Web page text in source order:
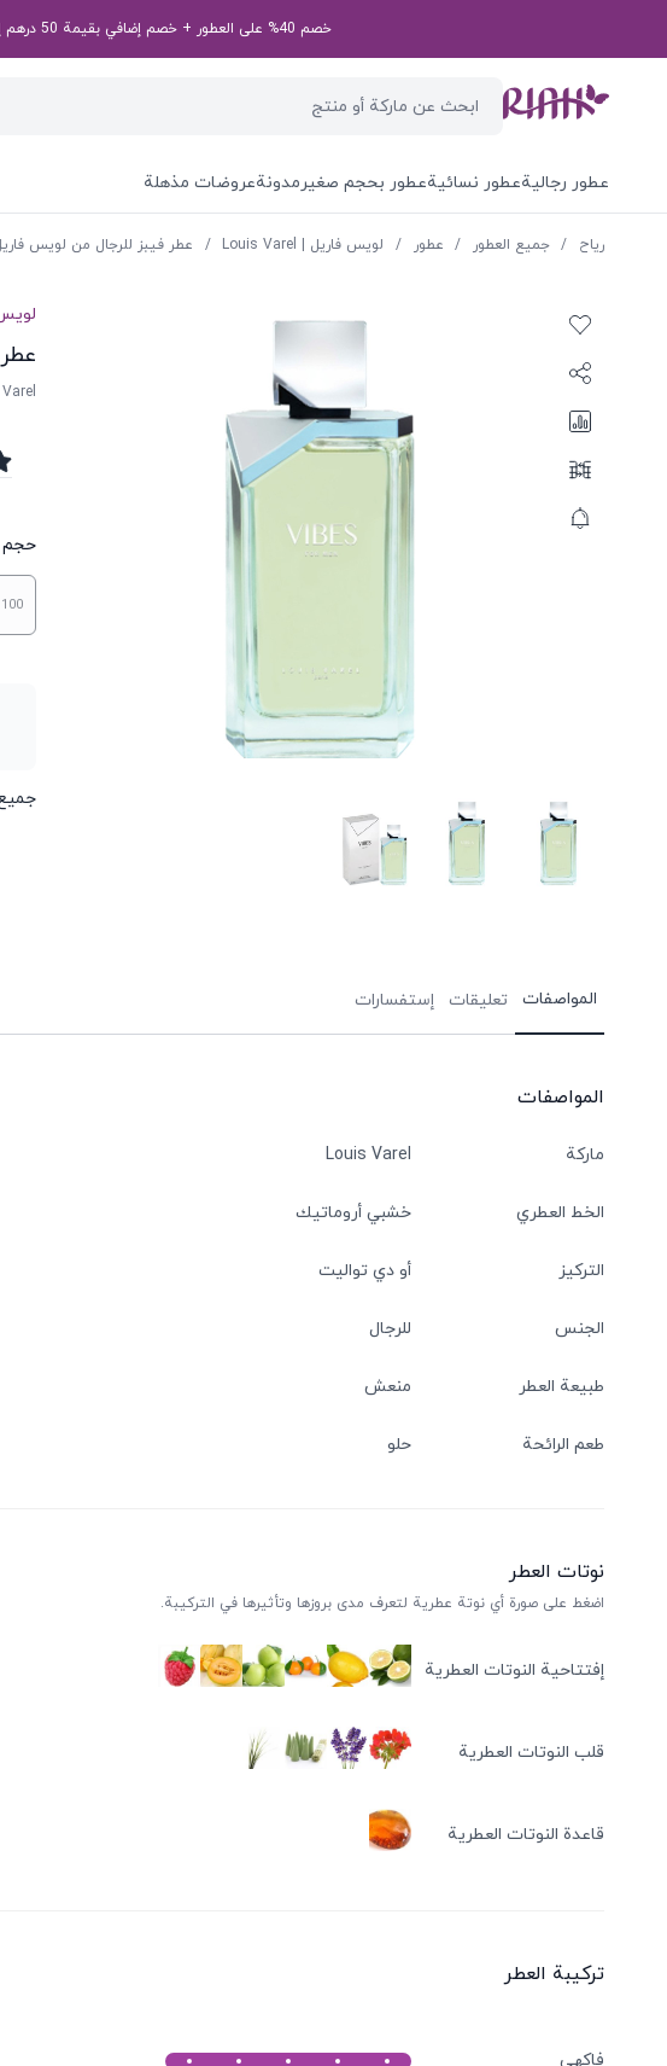
خصم 40% على العطور + خصم إضافي بقيمة 50 درهم إماراتي على طلبك الأول! رمز الخصم الخاص بك: first50aed
عطور رجاليةعطور نسائيةعطور بحجم صغيرمدونةعروضات مذهلة
ریاح / جميع العطور / عطور / لويس فاريل | Louis Varel / عطر فيبز للرجال من لويس
حجم
100 مل
المواصفات تعليقات إستفسارات
المواصفات
ماركة Louis Varel
الخط العطري خشبي أروماتيك
التركيز أو دي تواليت
الجنس للرجال
طبيعة العطر منعش
طعم الرائحة حلو
نوتات العطر
اضغط على صورة أي نوتة عطرية لتعرف مدى بروزها وتأثيرها في التركيبة.
إفتتاحية النوتات العطرية
قلب النوتات العطرية
قاعدة النوتات العطرية
ترکیبة العطر
فاكهي